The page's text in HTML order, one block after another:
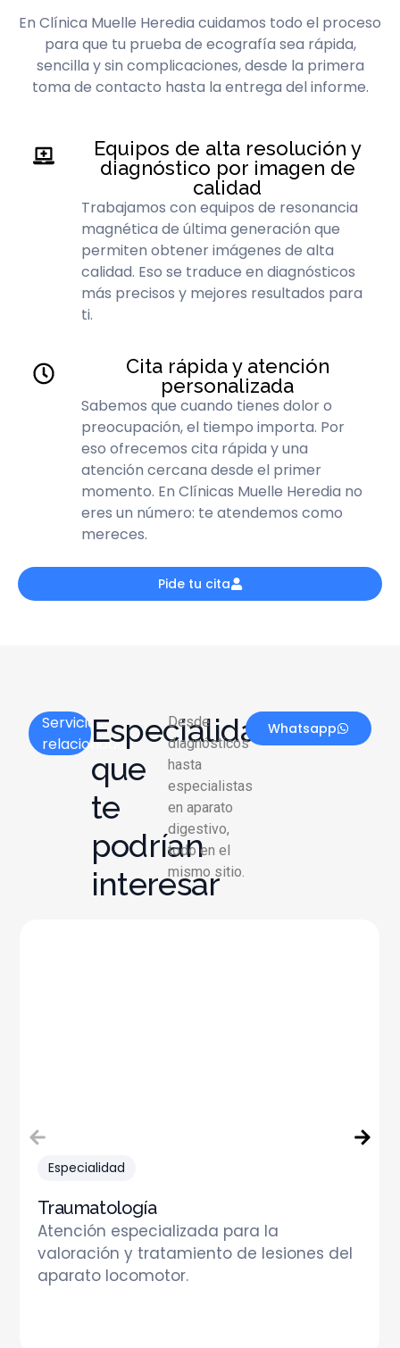
En Clínica Muelle Heredia cuidamos todo el proceso
para que tu prueba de ecografía sea rápida,
sencilla y sin complicaciones, desde la primera
toma de contacto hasta la entrega del informe.
Equipos de alta resolución y
diagnóstico por imagen de
calidad
Trabajamos con equipos de resonancia
magnética de última generación que
permiten obtener imágenes de alta
calidad. Eso se traduce en diagnósticos
más precisos y mejores resultados para
ti.
Cita rápida y atención
personalizada
Sabemos que cuando tienes dolor o
preocupación, el tiempo importa. Por
eso ofrecemos cita rápida y una
atención cercana desde el primer
momento. En Clínicas Muelle Heredia no
eres un número: te atendemos como
mereces.
Pide tu cita
Servicios
relacionadosEspecialidades
que
te
podrían
interesar
Desde
diagnósticos
hasta
especialistas
en aparato
digestivo,
todo en el
mismo sitio.
Whatsapp
Especialidad
Traumatología
Atención especializada para la
valoración y tratamiento de lesiones del
aparato locomotor.